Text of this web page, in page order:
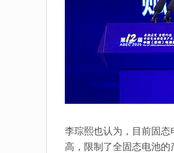
李琮熙也认为，目前固
高，限制了全固态电池的